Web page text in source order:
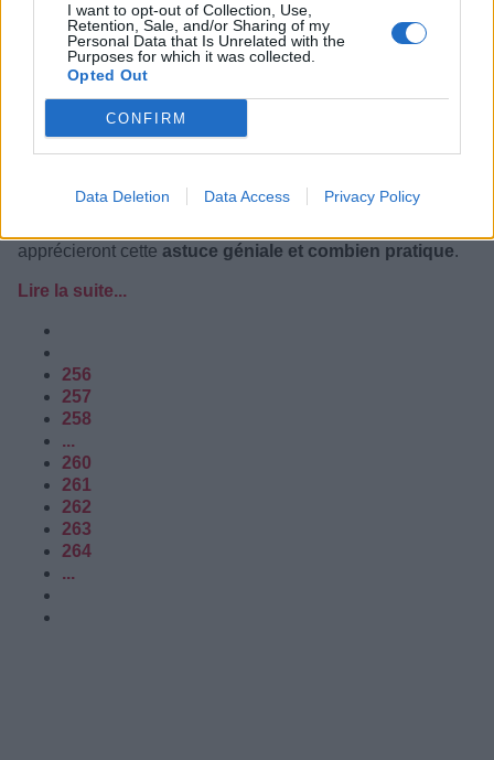
I want to opt-out of Collection, Use,
Retention, Sale, and/or Sharing of my
Personal Data that Is Unrelated with the
Purposes for which it was collected.
Opted Out
CONFIRM
Data Deletion Data Access Privacy Policy
Les adaptes de camping et de plein air, les passionnés de
apprécieront cette astuce géniale et combien pratique.
Lire la suite...
256
257
258
...
260
261
262
263
264
...